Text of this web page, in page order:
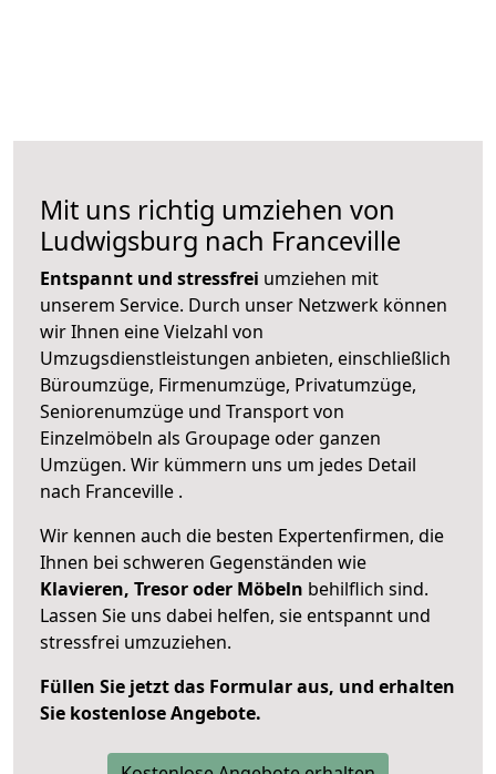
Mit uns richtig umziehen von
Ludwigsburg nach Franceville
Entspannt und stressfrei umziehen mit
unserem Service. Durch unser Netzwerk können
wir Ihnen eine Vielzahl von
Umzugsdienstleistungen anbieten, einschließlich
Büroumzüge, Firmenumzüge, Privatumzüge,
Seniorenumzüge und Transport von
Einzelmöbeln als Groupage oder ganzen
Umzügen. Wir kümmern uns um jedes Detail
nach Franceville .
Wir kennen auch die besten Expertenfirmen, die
Ihnen bei schweren Gegenständen wie
Klavieren, Tresor oder Möbeln behilflich sind.
Lassen Sie uns dabei helfen, sie entspannt und
stressfrei umzuziehen.
Füllen Sie jetzt das Formular aus, und erhalten
Sie kostenlose Angebote.